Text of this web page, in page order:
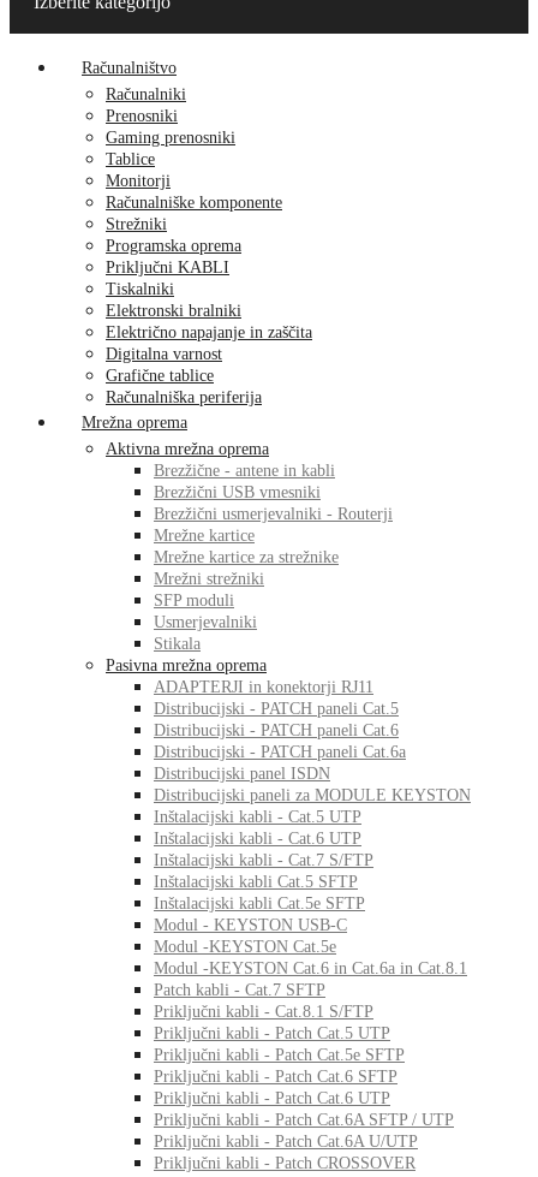
Računalništvo
Računalniki
Prenosniki
Gaming prenosniki
Tablice
Monitorji
Računalniške komponente
Strežniki
Programska oprema
Priključni KABLI
Tiskalniki
Elektronski bralniki
Električno napajanje in zaščita
Digitalna varnost
Grafične tablice
Računalniška periferija
Mrežna oprema
Aktivna mrežna oprema
Brezžične - antene in kabli
Brezžični USB vmesniki
Brezžični usmerjevalniki - Routerji
Mrežne kartice
Mrežne kartice za strežnike
Mrežni strežniki
SFP moduli
Usmerjevalniki
Stikala
Pasivna mrežna oprema
ADAPTERJI in konektorji RJ11
Distribucijski - PATCH paneli Cat.5
Distribucijski - PATCH paneli Cat.6
Distribucijski - PATCH paneli Cat.6a
Distribucijski panel ISDN
Distribucijski paneli za MODULE KEYSTON
Inštalacijski kabli - Cat.5 UTP
Inštalacijski kabli - Cat.6 UTP
Inštalacijski kabli - Cat.7 S/FTP
Inštalacijski kabli Cat.5 SFTP
Inštalacijski kabli Cat.5e SFTP
Modul - KEYSTON USB-C
Modul -KEYSTON Cat.5e
Modul -KEYSTON Cat.6 in Cat.6a in Cat.8.1
Patch kabli - Cat.7 SFTP
Priključni kabli - Cat.8.1 S/FTP
Priključni kabli - Patch Cat.5 UTP
Priključni kabli - Patch Cat.5e SFTP
Priključni kabli - Patch Cat.6 SFTP
Priključni kabli - Patch Cat.6 UTP
Priključni kabli - Patch Cat.6A SFTP / UTP
Priključni kabli - Patch Cat.6A U/UTP
Priključni kabli - Patch CROSSOVER